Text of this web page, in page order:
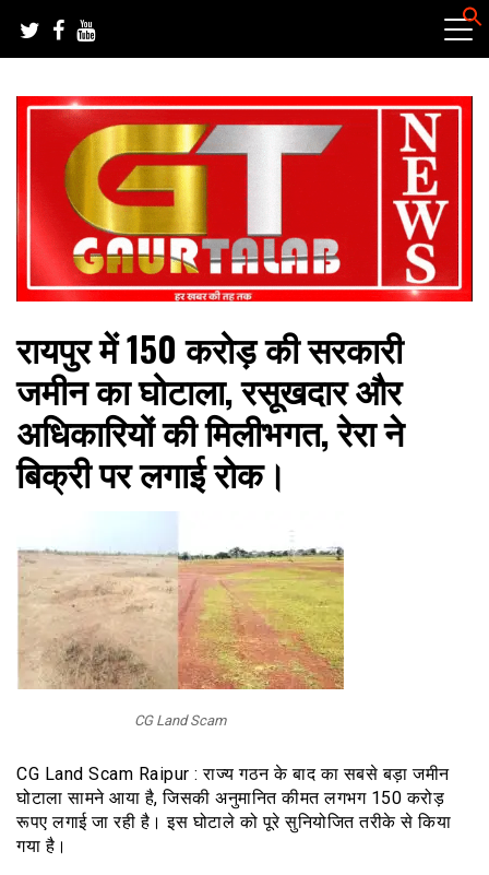
content
गौरतलब न्यूज
रायपुर में 150 करोड़ की सरकारी
जमीन का घोटाला, रसूखदार और
अधिकारियों की मिलीभगत, रेरा ने
बिक्री पर लगाई रोक।
CG Land Scam
CG Land Scam Raipur : राज्य गठन के बाद का सबसे बड़ा जमीन
घोटाला सामने आया है, जिसकी अनुमानित कीमत लगभग 150 करोड़
रूपए लगाई जा रही है। इस घोटाले को पूरे सुनियोजित तरीके से किया
गया है।